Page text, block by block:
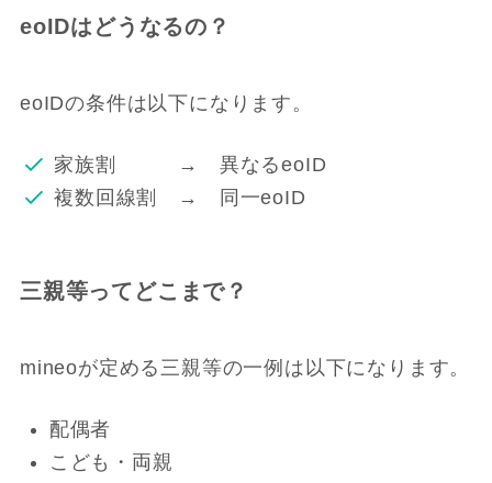
eoIDはどうなるの？
eoIDの条件は以下になります。
家族割 → 異なるeoID
複数回線割 → 同一eoID
三親等ってどこまで？
mineoが定める三親等の一例は以下になります。
配偶者
こども・両親